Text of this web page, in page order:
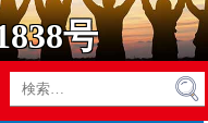
号
検
索: